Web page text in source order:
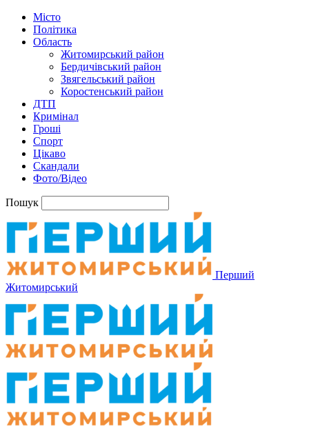
Місто
Політика
Область
Житомирський район
Бердичівський район
Звягельський район
Коростенський район
ДТП
Кримінал
Гроші
Спорт
Цікаво
Скандали
Фото/Відео
Пошук
Перший
Житомирський